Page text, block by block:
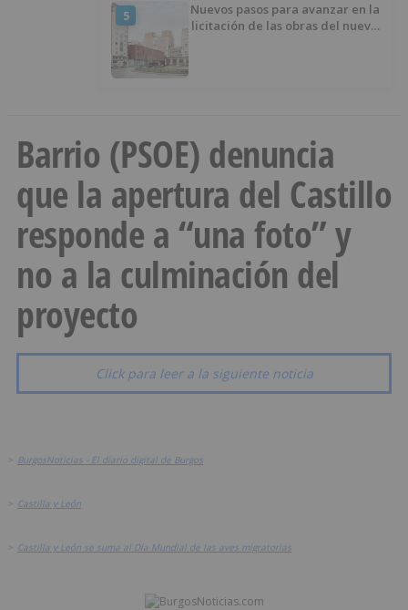
5
Nuevos pasos para avanzar en la
licitación de las obras del nuevo
Barrio (PSOE) denuncia
que la apertura del Castillo
responde a “una foto” y
no a la culminación del
proyecto
Click para leer a la siguiente noticia
> BurgosNoticias - El diario digital de Burgos
> Castilla y León
> Castilla y León se suma al Día Mundial de las aves migratorias